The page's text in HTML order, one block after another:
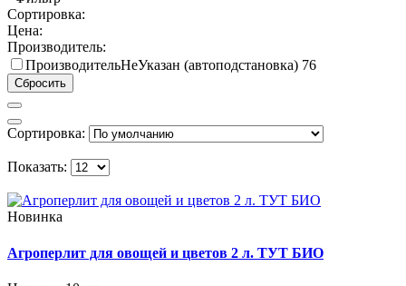
Сортировка:
Цена:
Производитель:
ПроизводительНеУказан (автоподстановка) 76
Сбросить
Сортировка:
Показать:
Новинка
Агроперлит для овощей и цветов 2 л. ТУТ БИО